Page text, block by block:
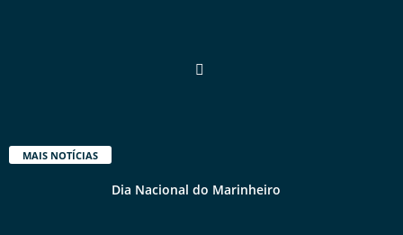
MAIS NOTÍCIAS
Dia Nacional do Marinheiro